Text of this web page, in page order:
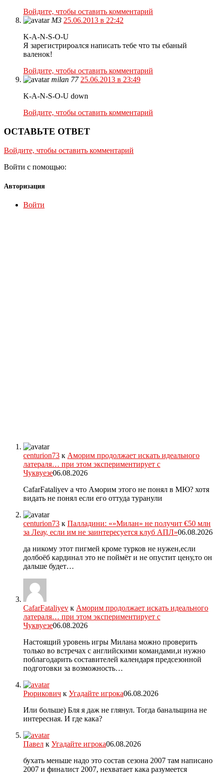
Войдите, чтобы оставить комментарий
M3 25.06.2013 в 22:42
K-A-N-S-O-U
Я зарегистрироался написать тебе что ты ебаный
валенок!
Войдите, чтобы оставить комментарий
milan 77 25.06.2013 в 23:49
K-A-N-S-O-U down
Войдите, чтобы оставить комментарий
ОСТАВЬТЕ ОТВЕТ
Войдите, чтобы оставить комментарий
Войти с помощью:
Авторизация
Войти
centurion73 к Аморим продолжает искать идеального
латераля… при этом экспериментирует с
Чуквуезе06.08.2026
CafarFataliyev а что Аморим этого не понял в МЮ? хотя
видать не понял если его оттуда туранули
centurion73 к Палладини: «»Милан» не получит €50 млн
за Леау, если им не заинтересуется клуб АПЛ»06.08.2026
да никому этот пигмей кроме турков не нужен,если
долбоёб кардинал это не поймёт и не опустит цену,то он
дальше будет…
CafarFataliyev к Аморим продолжает искать идеального
латераля… при этом экспериментирует с
Чуквуезе06.08.2026
Настоящий уровень игры Милана можно проверить
только во встречах с английскими командами,и нужно
поблагодарить составителей календаря предсезонной
подготовки за возможность…
Рюрикович к Угадайте игрока06.08.2026
Или больше) Бля я даж не глянул. Тогда банальщина не
интересная. И где кака?
Павел к Угадайте игрока06.08.2026
бухать меньше надо это состав сезона 2007 там написано
2007 и финалист 2007, нехватает кака разумеется